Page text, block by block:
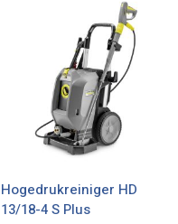
Hogedrukreiniger HD
13/18-4 S Plus